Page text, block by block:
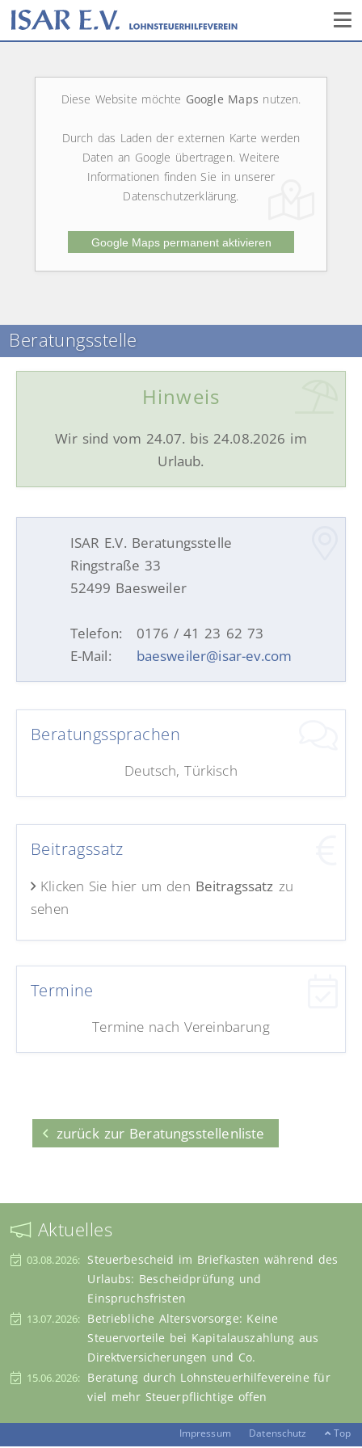
Diese Website möchte Google Maps nutzen.
Durch das Laden der externen Karte werden
Daten an Google übertragen. Weitere
Informationen finden Sie in unserer
Datenschutzerklärung.
Google Maps permanent aktivieren
Beratungsstelle
Hinweis
Wir sind vom 24.07. bis 24.08.2026 im
Urlaub.
ISAR E.V. Beratungsstelle
Ringstraße 33
52499 Baesweiler
Telefon:
0176 / 41 23 62 73
E-Mail:
baesweiler@isar-ev.com
Beratungssprachen
Deutsch, Türkisch
Beitragssatz
Klicken Sie hier um den Beitragssatz zu
sehen
Termine
Termine nach Vereinbarung
zurück zur Beratungsstellenliste
Aktuelles
03.08.2026: Steuerbescheid im Briefkasten während des
Urlaubs: Bescheidprüfung und
Einspruchsfristen
13.07.2026: Betriebliche Altersvorsorge: Keine
Steuervorteile bei Kapitalauszahlung aus
Direktversicherungen und Co.
15.06.2026: Beratung durch Lohnsteuerhilfevereine für
viel mehr Steuerpflichtige offen
Impressum Datenschutz Top